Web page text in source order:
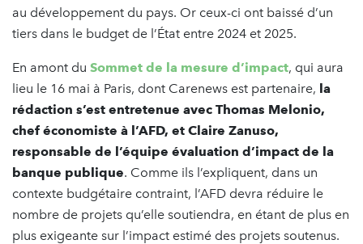
au développement du pays. Or ceux-ci ont baissé d’un
tiers dans le budget de l’État entre 2024 et 2025.
En amont du Sommet de la mesure d’impact, qui aura
lieu le 16 mai à Paris, dont Carenews est partenaire, la
rédaction s’est entretenue avec Thomas Melonio,
chef économiste à l’AFD, et Claire Zanuso,
responsable de l’équipe évaluation d’impact de la
banque publique. Comme ils l’expliquent, dans un
contexte budgétaire contraint, l’AFD devra réduire le
nombre de projets qu’elle soutiendra, en étant de plus en
plus exigeante sur l’impact estimé des projets soutenus.